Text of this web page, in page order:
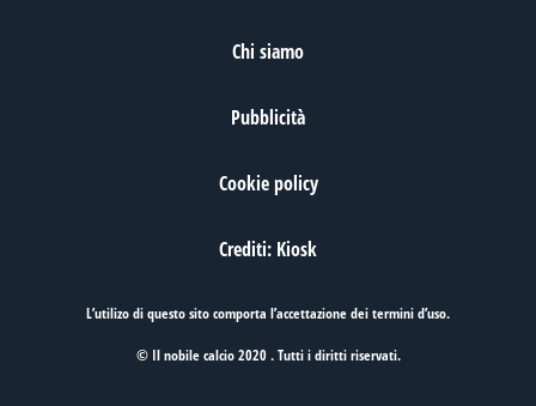
Chi siamo
Pubblicità
Cookie policy
Crediti: Kiosk
L’utilizo di questo sito comporta l’accettazione deitermini d’uso.
© Il nobile calcio 2020 . Tutti i diritti riservati.